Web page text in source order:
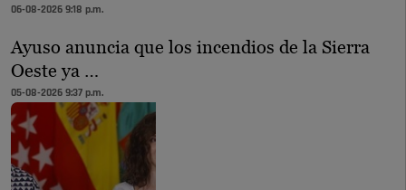
06-08-2026 9:18 p.m.
Ayuso anuncia que los incendios de la Sierra
Oeste ya …
05-08-2026 9:37 p.m.